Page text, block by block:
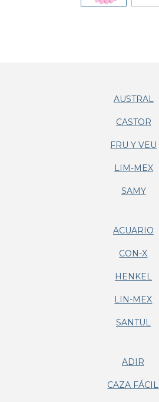
AUSTRAL
CASTOR
FRU Y VEU
LIM-MEX
SAMY
ACUARIO
CON-X
HENKEL
LIN-MEX
SANTUL
ADIR
CAZA FÁCIL